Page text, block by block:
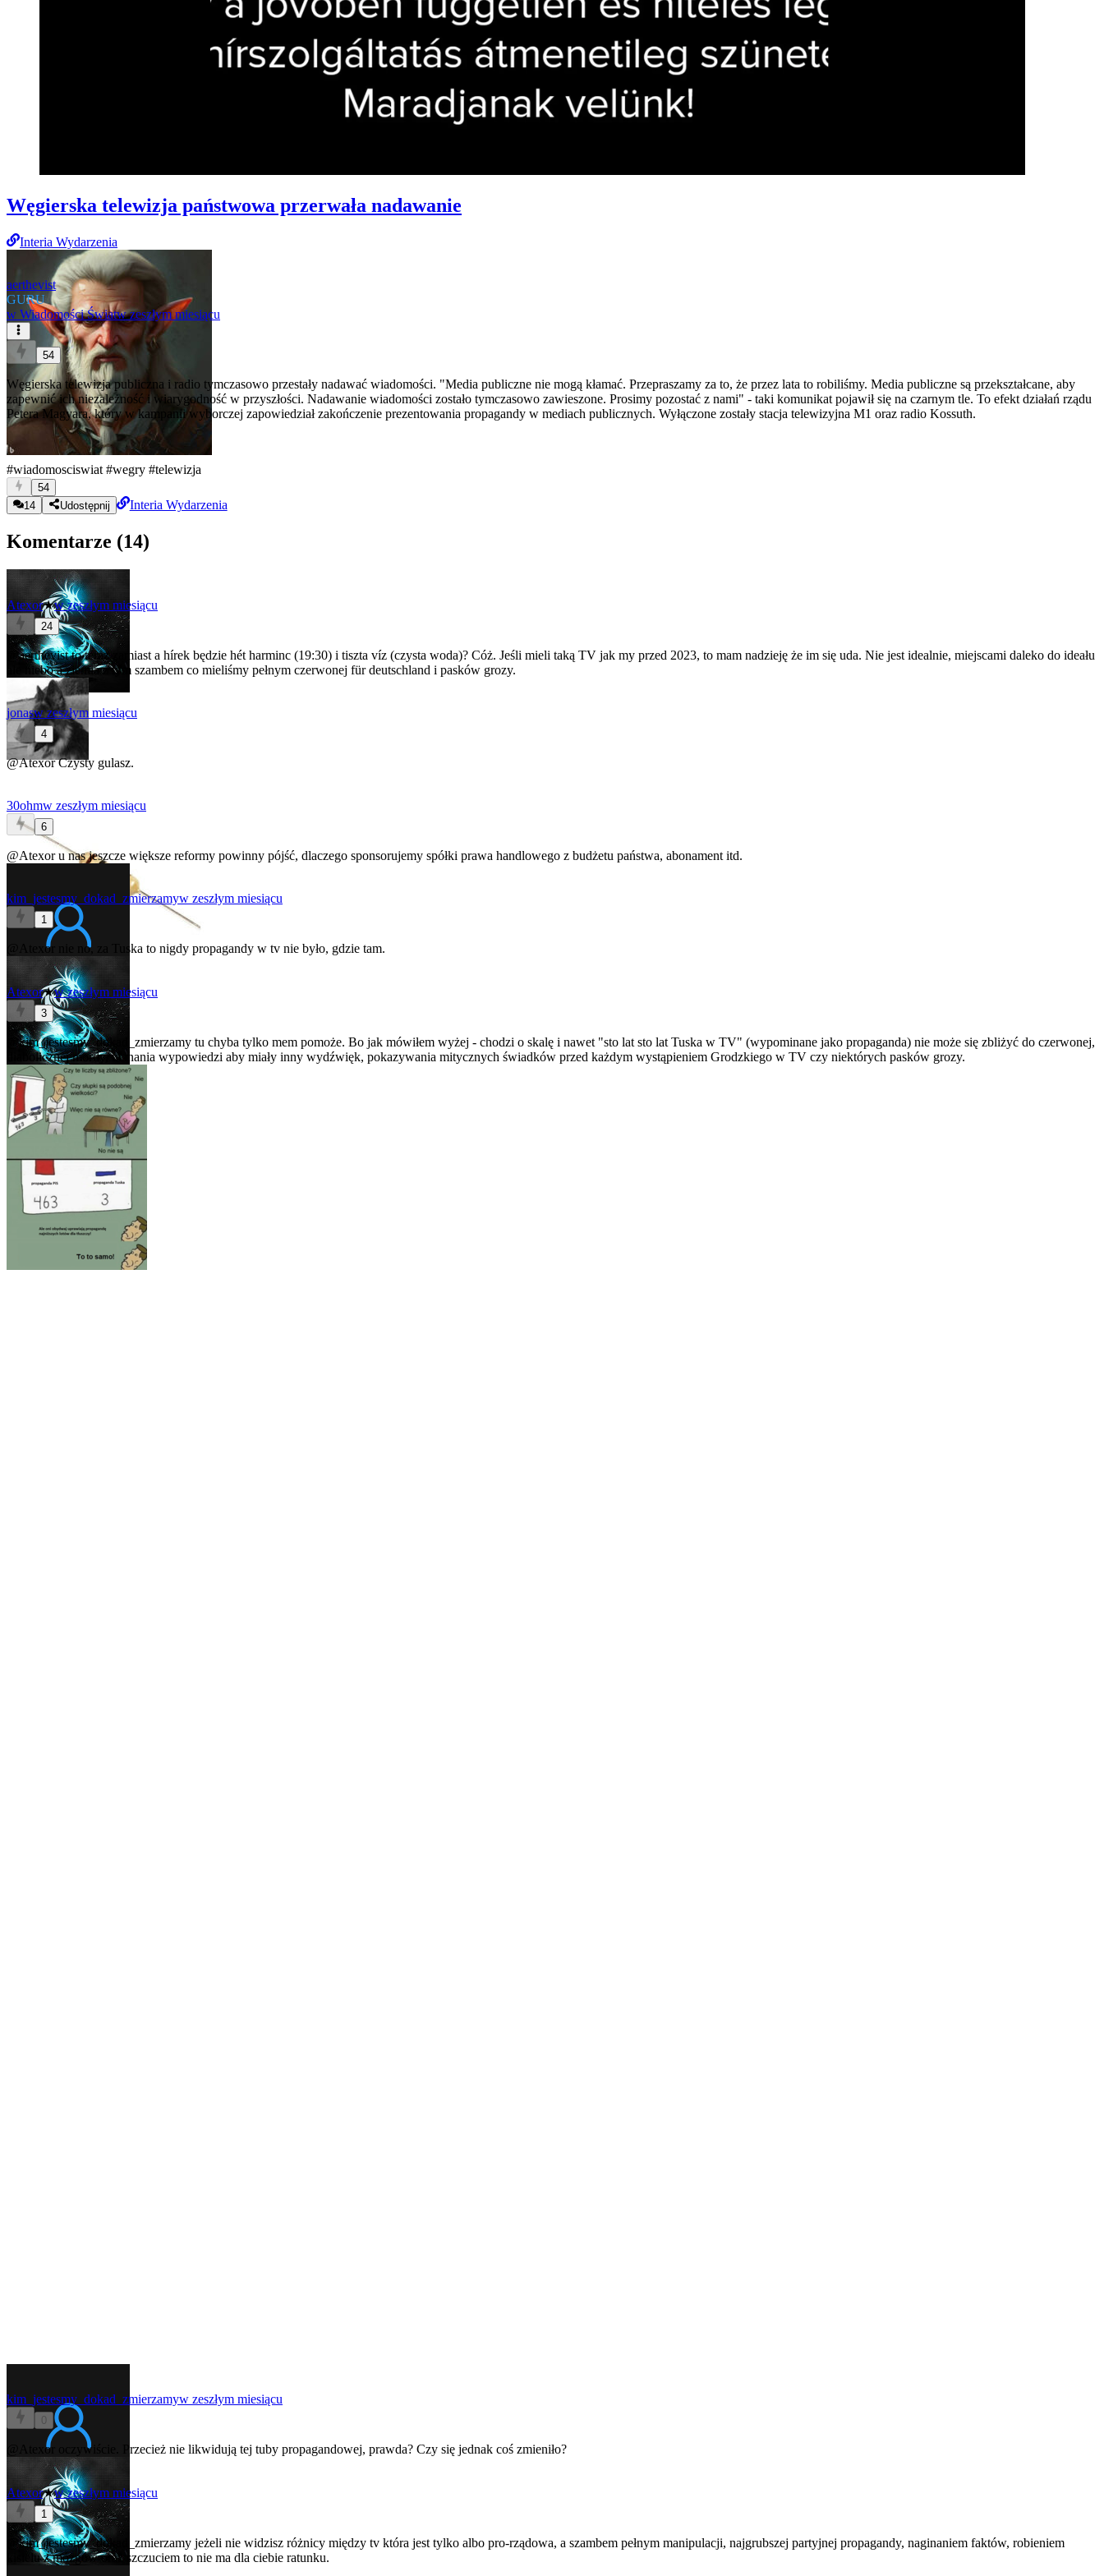
Węgierska telewizja państwowa przerwała nadawanie
Interia Wydarzenia
aerthevist
GURU
w Wiadomości Światw zeszłym miesiącu
54
Węgierska telewizja publiczna i radio tymczasowo przestały nadawać wiadomości. "Media publiczne nie mogą kłamać. Przepraszamy za to, że przez lata to robiliśmy. Media publiczne są przekształcane, aby
zapewnić ich niezależność i wiarygodność w przyszłości. Nadawanie wiadomości zostało tymczasowo zawieszone. Prosimy pozostać z nami" - taki komunikat pojawił się na czarnym tle. To efekt działań rządu
Petera Magyara, który w kampanii wyborczej zapowiedział zakończenie prezentowania propagandy w mediach publicznych. Wyłączone zostały stacja telewizyjna M1 oraz radio Kossuth.
#wiadomosciswiat #wegry #telewizja
54
14
Udostępnij Interia Wydarzenia
Komentarze (14)
Atexor★w zeszłym miesiącu
24
@aerthevistto teraz zamiast a hírek będzie hét harminc (19:30) i tiszta víz (czysta woda)? Cóż. Jeśli mieli taką TV jak my przed 2023, to mam nadzieję że im się uda. Nie jest idealnie, miejscami daleko do ideału
ale niebo a ziemia z tym szambem co mieliśmy pełnym czerwonej für deutschland i pasków grozy.
jonasw zeszłym miesiącu
4
@AtexorCzysty gulasz.
30ohmw zeszłym miesiącu
6
@Atexoru nas jeszcze większe reformy powinny pójść, dlaczego sponsorujemy spółki prawa handlowego z budżetu państwa, abonament itd.
kim_jestesmy_dokad_zmierzamyw zeszłym miesiącu
1
@Atexor nie no, za Tuska to nigdy propagandy w tv nie było, gdzie tam.
Atexor★w zeszłym miesiącu
3
@kim_jestesmy_dokad_zmierzamy tu chyba tylko mem pomoże. Bo jak mówiłem wyżej - chodzi o skalę i nawet "sto lat sto lat Tuska w TV" (wypominane jako propaganda) nie może się zbliżyć do czerwonej,
diabolicznej mordy, ucinania wypowiedzi aby miały inny wydźwięk, pokazywania mitycznych świadków przed każdym wystąpieniem Grodzkiego w TV czy niektórych pasków grozy.
kim_jestesmy_dokad_zmierzamyw zeszłym miesiącu
0
@Atexor oczywiście. Przecież nie likwidują tej tuby propagandowej, prawda? Czy się jednak coś zmieniło?
Atexor★w zeszłym miesiącu
1
@kim_jestesmy_dokad_zmierzamy jeżeli nie widzisz różnicy między tv która jest tylko albo pro-rządowa, a szambem pełnym manipulacji, najgrubszej partyjnej propagandy, naginaniem faktów, robieniem
kisielu z mózgów oraz szczuciem to nie ma dla ciebie ratunku.